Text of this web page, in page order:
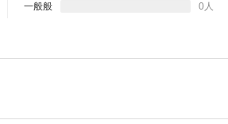
一般般 0人